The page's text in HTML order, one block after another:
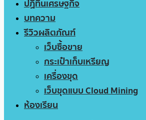
ปฏิทินเศรษฐกิจ
บทความ
รีวิวผลิตภัณฑ์
เว็บซื้อขาย
กระเป๋าเก็บเหรียญ
เครื่องขุด
เว็บขุดแบบ Cloud Mining
ห้องเรียน